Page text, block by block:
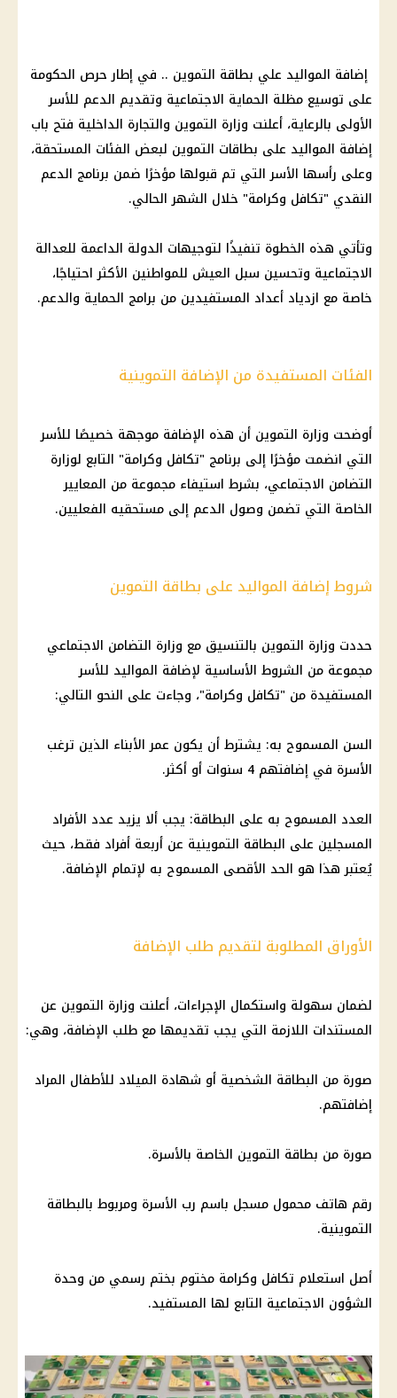
إضافة المواليد علي بطاقة التموين .. في إطار حرص الحكومة
على توسيع مظلة الحماية الاجتماعية وتقديم الدعم للأسر
الأولى بالرعاية، أعلنت وزارة التموين والتجارة الداخلية فتح باب
إضافة المواليد على بطاقات التموين لبعض الفئات المستحقة،
وعلى رأسها الأسر التي تم قبولها مؤخرًا ضمن برنامج الدعم
النقدي "تكافل وكرامة" خلال الشهر الحالي.
وتأتي هذه الخطوة تنفيذًا لتوجيهات الدولة الداعمة للعدالة
الاجتماعية وتحسين سبل العيش للمواطنين الأكثر احتياجًا،
خاصة مع ازدياد أعداد المستفيدين من برامج الحماية والدعم.
الفئات المستفيدة من الإضافة التموينية
أوضحت وزارة التموين أن هذه الإضافة موجهة خصيصًا للأسر
التي انضمت مؤخرًا إلى برنامج "تكافل وكرامة" التابع لوزارة
التضامن الاجتماعي، بشرط استيفاء مجموعة من المعايير
الخاصة التي تضمن وصول الدعم إلى مستحقيه الفعليين.
شروط إضافة المواليد على بطاقة التموين
حددت وزارة التموين بالتنسيق مع وزارة التضامن الاجتماعي
مجموعة من الشروط الأساسية لإضافة المواليد للأسر
المستفيدة من "تكافل وكرامة"، وجاءت على النحو التالي:
السن المسموح به: يشترط أن يكون عمر الأبناء الذين ترغب
الأسرة في إضافتهم 4 سنوات أو أكثر.
العدد المسموح به على البطاقة: يجب ألا يزيد عدد الأفراد
المسجلين على البطاقة التموينية عن أربعة أفراد فقط، حيث
يُعتبر هذا هو الحد الأقصى المسموح به لإتمام الإضافة.
الأوراق المطلوبة لتقديم طلب الإضافة
لضمان سهولة واستكمال الإجراءات، أعلنت وزارة التموين عن
المستندات اللازمة التي يجب تقديمها مع طلب الإضافة، وهي:
صورة من البطاقة الشخصية أو شهادة الميلاد للأطفال المراد
إضافتهم.
صورة من بطاقة التموين الخاصة بالأسرة.
رقم هاتف محمول مسجل باسم رب الأسرة ومربوط بالبطاقة
التموينية.
أصل استعلام تكافل وكرامة مختوم بختم رسمي من وحدة
الشؤون الاجتماعية التابع لها المستفيد.